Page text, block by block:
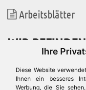
Ihre
Diese Website
Ihnen ein besseres
Werbung, die Sie
Arbeitsblätter
WIR